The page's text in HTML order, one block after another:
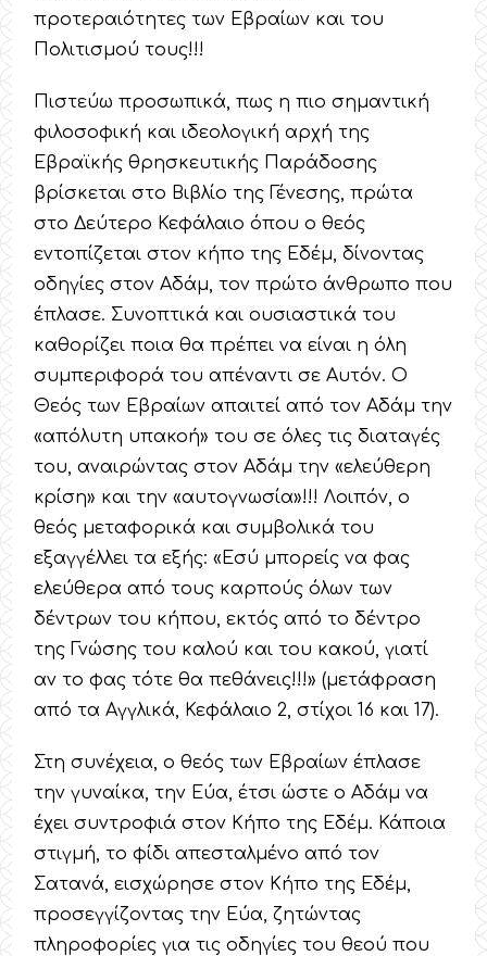
προτεραιότητες των Εβραίων και του
Πολιτισμού τους!!!
Πιστεύω προσωπικά, πως η πιο σημαντική
φιλοσοφική και ιδεολογική αρχή της
Εβραϊκής θρησκευτικής Παράδοσης
βρίσκεται στο Βιβλίο της Γένεσης, πρώτα
στο Δεύτερο Κεφάλαιο όπου ο θεός
εντοπίζεται στον κήπο της Εδέμ, δίνοντας
οδηγίες στον Αδάμ, τον πρώτο άνθρωπο που
έπλασε. Συνοπτικά και ουσιαστικά του
καθορίζει ποια θα πρέπει να είναι η όλη
συμπεριφορά του απέναντι σε Αυτόν. Ο
Θεός των Εβραίων απαιτεί από τον Αδάμ την
«απόλυτη υπακοή» του σε όλες τις διαταγές
του, αναιρώντας στον Αδάμ την «ελεύθερη
κρίση» και την «αυτογνωσία»!!! Λοιπόν, ο
θεός μεταφορικά και συμβολικά του
εξαγγέλλει τα εξής: «Εσύ μπορείς να φας
ελεύθερα από τους καρπούς όλων των
δέντρων του κήπου, εκτός από το δέντρο
της Γνώσης του καλού και του κακού, γιατί
αν το φας τότε θα πεθάνεις!!!» (μετάφραση
από τα Αγγλικά, Κεφάλαιο 2, στίχοι 16 και 17).
Στη συνέχεια, ο θεός των Εβραίων έπλασε
την γυναίκα, την Εύα, έτσι ώστε ο Αδάμ να
έχει συντροφιά στον Κήπο της Εδέμ. Κάποια
στιγμή, το φίδι απεσταλμένο από τον
Σατανά, εισχώρησε στον Κήπο της Εδέμ,
προσεγγίζοντας την Εύα, ζητώντας
πληροφορίες για τις οδηγίες του θεού που